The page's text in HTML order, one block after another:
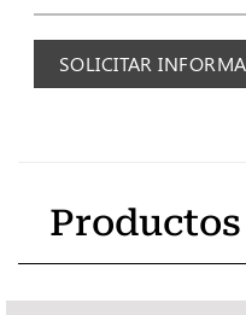
SOLICITAR